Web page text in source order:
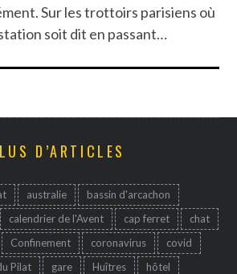
Sur les trottoirs parisiens où
soit dit en passant…
D’ARTICLES
australie
bassin d'arcachon
calendrier de l'Avent cap ferret
chat
Confinement coronavirus
covid
Pilat gare Huîtres
hôtel